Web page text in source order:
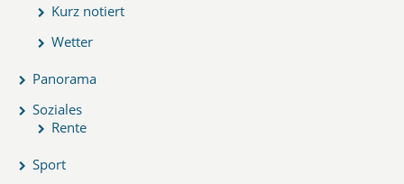
Kurz notiert
Wetter
Panorama
Soziales
Rente
Sport